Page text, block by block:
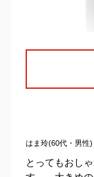
はま玲(60代・男性)
とってもおし